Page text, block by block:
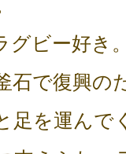
グビー好き
石で復興の
足を運んで